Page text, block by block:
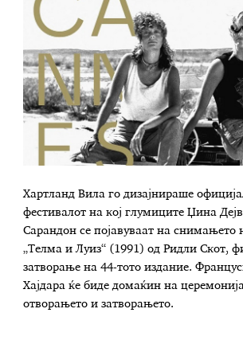
Хартланд Вила го дизајнираше
фестивалот на кој глумиците Џина
Сарандон се појавуваат на снимањето
„Телма и Луиз“ (1991) од Ридли Скот,
затворање на 44-тото издание.
Хајдара ќе биде домаќин на
отворањето и затворањето.